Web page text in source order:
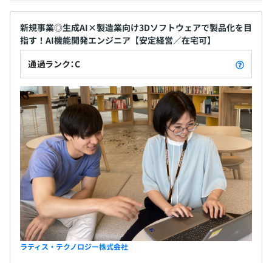
The Boeing Company（アメリカ）
宇宙航空研究開発機構
■建築／建材
大和ハウス工業 株式会社
TOTO 株式会社
■金型
アルパインプレシジョン 株式会社
株式会社 ツバメックス
山形カシオ 株式会社
※その他多数
■各種研修制度があります。
3カ月（期間中、待遇の変更はありません）
新規事業◎生成AI×製造業向け3Dソフトウェアで製品化を目
指す！AI機能開発エンジニア【安定経営／在宅可】
通過ランク：C
ラティス・テクノロジー株式会社